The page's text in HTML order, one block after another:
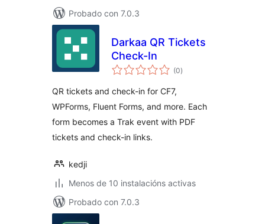
Probado con 7.0.3
Darkaa QR Tickets
Check-In
(0valoracións
totais
)
QR tickets and check-in for CF7,
WPForms, Fluent Forms, and more. Each
form becomes a Trak event with PDF
tickets and check-in links.
kedji
Menos de 10 instalacións activas
Probado con 7.0.3